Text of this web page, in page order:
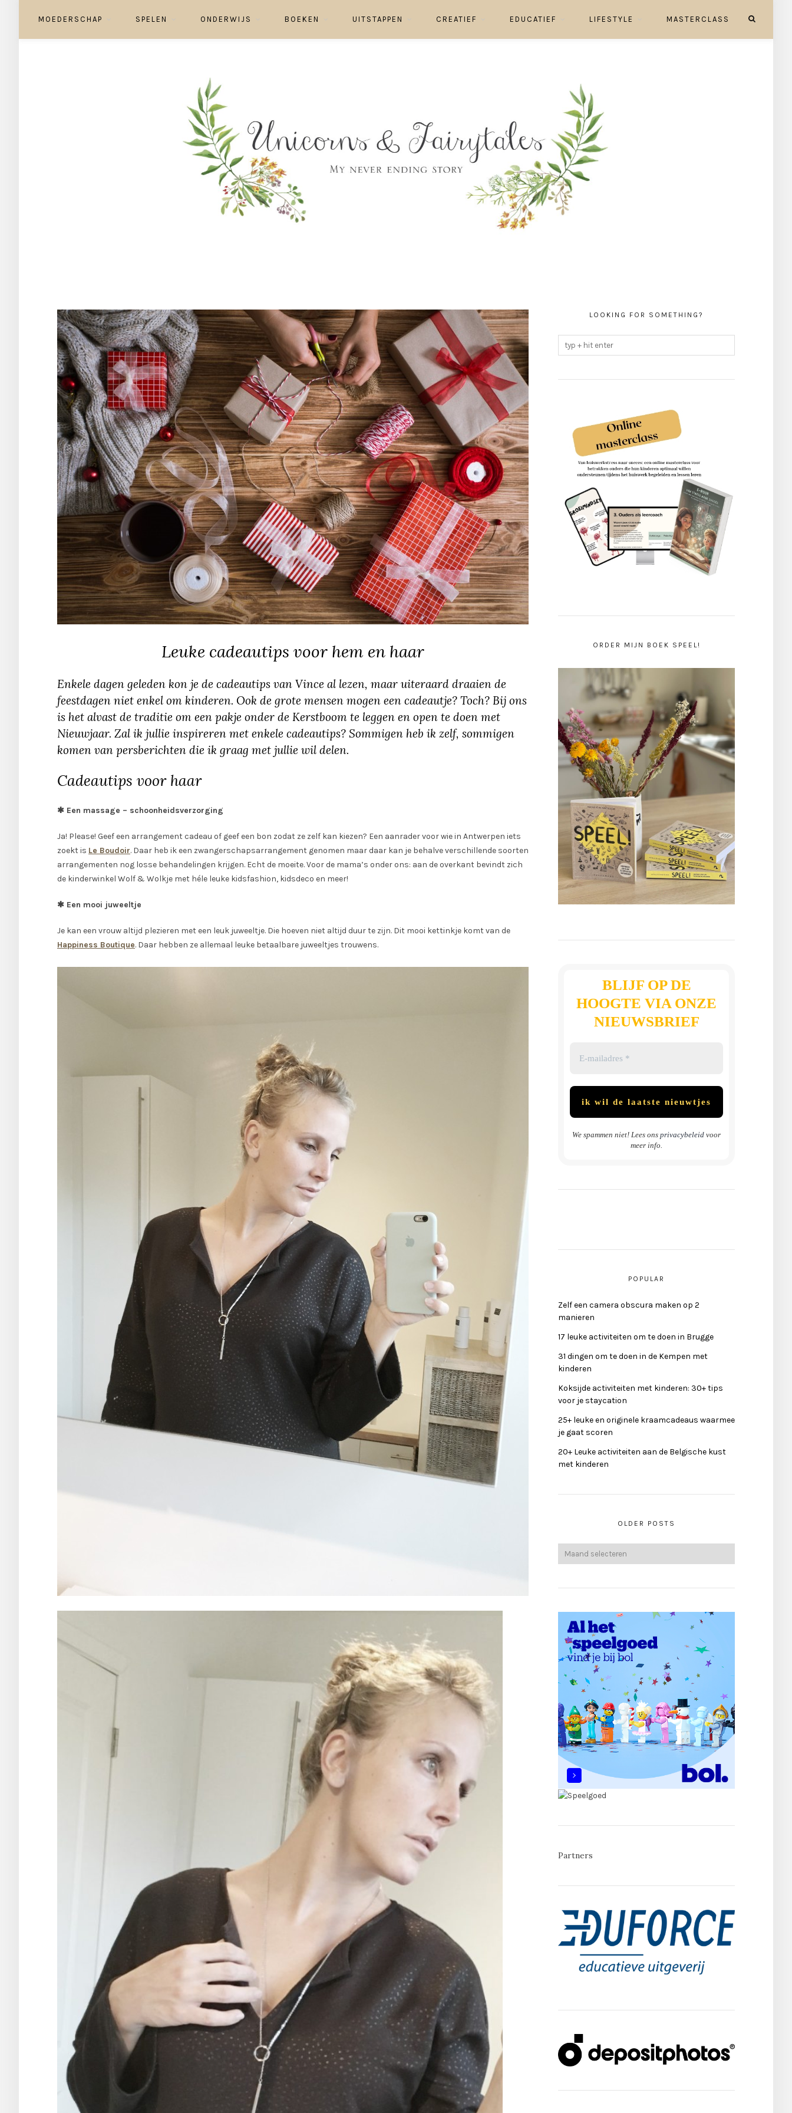
MOEDERSCHAP SPELEN ONDERWIJS BOEKEN UITSTAPPEN CREATIEF EDUCATIEF LIFESTYLE MASTERCLASS
Leuke cadeautips voor hem en haar
Enkele dagen geleden kon je de cadeautips van Vince al lezen, maar uiteraard draaien de
feestdagen niet enkel om kinderen. Ook de grote mensen mogen een cadeautje? Toch? Bij ons
is het alvast de traditie om een pakje onder de Kerstboom te leggen en open te doen met
Nieuwjaar. Zal ik jullie inspireren met enkele cadeautips? Sommigen heb ik zelf, sommigen
komen van persberichten die ik graag met jullie wil delen.
Cadeautips voor haar
✱ Een massage – schoonheidsverzorging
Ja! Please! Geef een arrangement cadeau of geef een bon zodat ze zelf kan kiezen? Een aanrader voor wie in Antwerpen iets
zoekt is Le Boudoir. Daar heb ik een zwangerschapsarrangement genomen maar daar kan je behalve verschillende soorten
arrangementen nog losse behandelingen krijgen. Echt de moeite. Voor de mama’s onder ons: aan de overkant bevindt zich
de kinderwinkel Wolf & Wolkje met héle leuke kidsfashion, kidsdeco en meer!
✱ Een mooi juweeltje
Je kan een vrouw altijd plezieren met een leuk juweeltje. Die hoeven niet altijd duur te zijn. Dit mooi kettinkje komt van de
Happiness Boutique. Daar hebben ze allemaal leuke betaalbare juweeltjes trouwens.
LOOKING FOR SOMETHING?
ORDER MIJN BOEK SPEEL!
BLIJF OP DE
HOOGTE VIA ONZE
NIEUWSBRIEF
We spammen niet! Lees ons privacybeleid voor
meer info.
POPULAR
Zelf een camera obscura maken op 2
manieren
17 leuke activiteiten om te doen in Brugge
31 dingen om te doen in de Kempen met
kinderen
Koksijde activiteiten met kinderen: 30+ tips
voor je staycation
25+ leuke en originele kraamcadeaus waarmee
je gaat scoren
20+ Leuke activiteiten aan de Belgische kust
met kinderen
OLDER POSTS
Partners